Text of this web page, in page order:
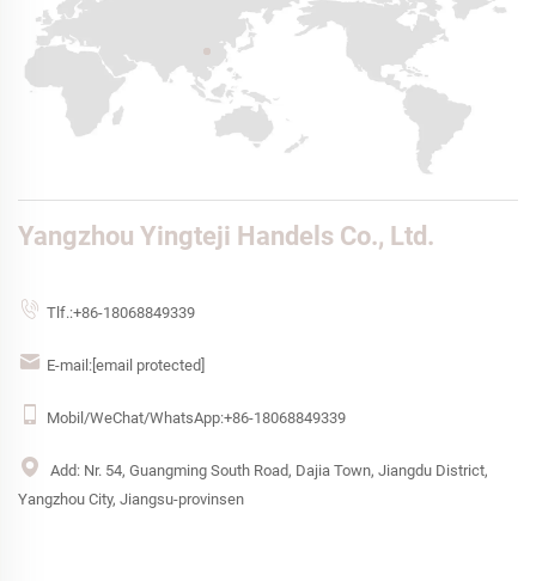
Yangzhou Yingteji Handels Co., Ltd.
Tlf.:+86-18068849339
E-mail: [email protected]
Mobil/WeChat/WhatsApp:+86-18068849339
Add: Nr. 54, Guangming South Road, Dajia Town, Jiangdu District,
Yangzhou City, Jiangsu-provinsen